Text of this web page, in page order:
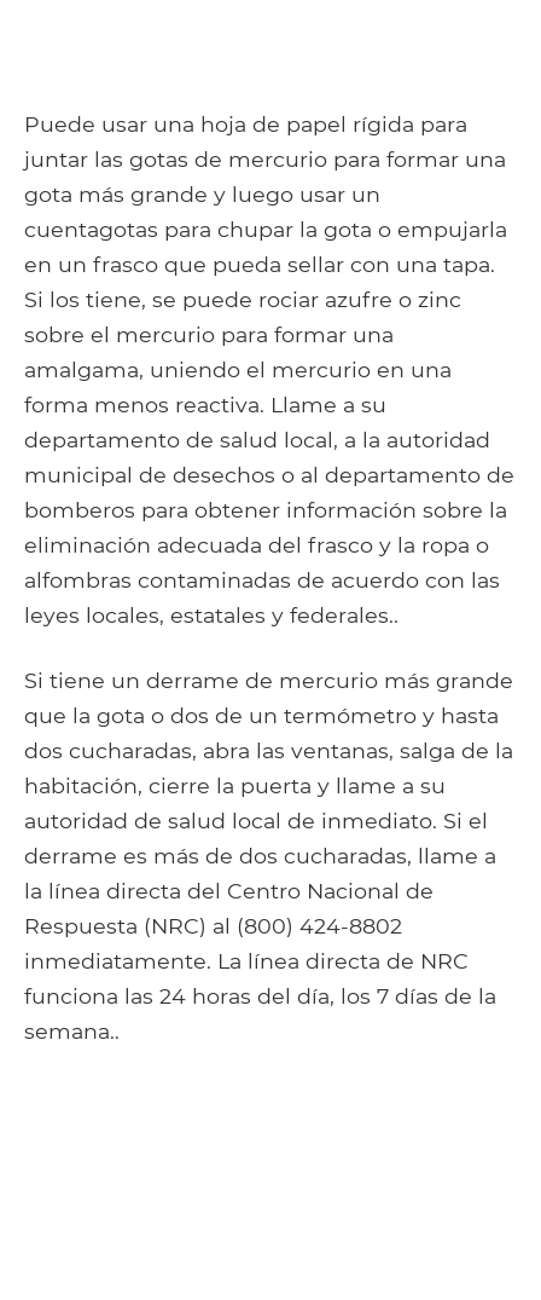
Puede usar una hoja de papel rígida para
juntar las gotas de mercurio para formar una
gota más grande y luego usar un
cuentagotas para chupar la gota o empujarla
en un frasco que pueda sellar con una tapa.
Si los tiene, se puede rociar azufre o zinc
sobre el mercurio para formar una
amalgama, uniendo el mercurio en una
forma menos reactiva. Llame a su
departamento de salud local, a la autoridad
municipal de desechos o al departamento de
bomberos para obtener información sobre la
eliminación adecuada del frasco y la ropa o
alfombras contaminadas de acuerdo con las
leyes locales, estatales y federales..
Si tiene un derrame de mercurio más grande
que la gota o dos de un termómetro y hasta
dos cucharadas, abra las ventanas, salga de la
habitación, cierre la puerta y llame a su
autoridad de salud local de inmediato. Si el
derrame es más de dos cucharadas, llame a
la línea directa del Centro Nacional de
Respuesta (NRC) al (800) 424-8802
inmediatamente. La línea directa de NRC
funciona las 24 horas del día, los 7 días de la
semana..